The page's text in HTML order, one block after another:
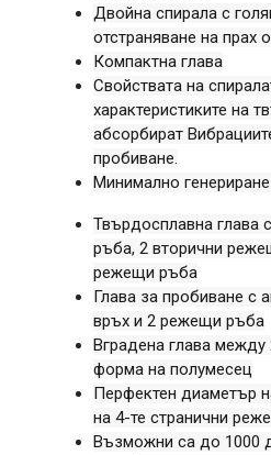
Двойна спирала с
отстраняване на прах
Компактна глава
Свойствата на
характеристиките на
абсорбират
пробиване.
Минимално
Твърдосплавна глава
ръба, 2 вторични
режещи ръба
Глава за пробиване с
връх и 2 режещи ръба
Вградена глава
форма на полумесец
Перфектен диаметър
на 4-те странични
Възможни са до 1000